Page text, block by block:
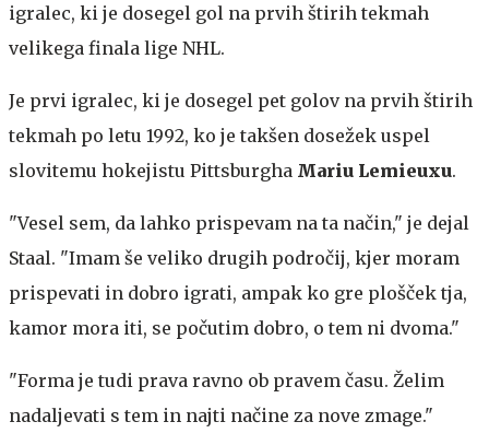
igralec, ki je dosegel gol na prvih štirih tekmah
velikega finala lige NHL.
Je prvi igralec, ki je dosegel pet golov na prvih štirih
tekmah po letu 1992, ko je takšen dosežek uspel
slovitemu hokejistu Pittsburgha Mariu Lemieuxu.
"Vesel sem, da lahko prispevam na ta način," je dejal
Staal. "Imam še veliko drugih področij, kjer moram
prispevati in dobro igrati, ampak ko gre plošček tja,
kamor mora iti, se počutim dobro, o tem ni dvoma."
"Forma je tudi prava ravno ob pravem času. Želim
nadaljevati s tem in najti načine za nove zmage."